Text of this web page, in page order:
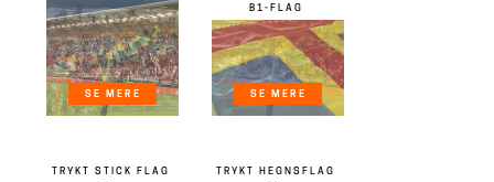
SE MERE SE MERE
B1-FLAG
TRYKT STICK FLAG
TRYKT HEGNSFLAG